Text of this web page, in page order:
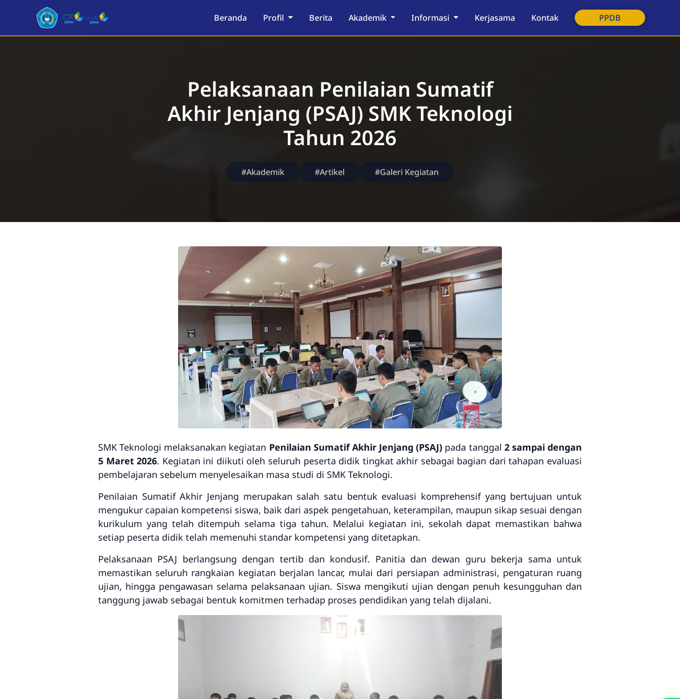
Beranda Profil Berita Akademik Informasi Kerjasama Kontak PPDB
Pelaksanaan Penilaian Sumatif
Akhir Jenjang (PSAJ) SMK Teknologi
Tahun 2026
#Akademik #Artikel #Galeri Kegiatan
SMK Teknologi melaksanakan kegiatan Penilaian Sumatif Akhir Jenjang (PSAJ) pada tanggal 2 sampai dengan
5 Maret 2026. Kegiatan ini diikuti oleh seluruh peserta didik tingkat akhir sebagai bagian dari tahapan evaluasi
pembelajaran sebelum menyelesaikan masa studi di SMK Teknologi.
Penilaian Sumatif Akhir Jenjang merupakan salah satu bentuk evaluasi komprehensif yang bertujuan untuk
mengukur capaian kompetensi siswa, baik dari aspek pengetahuan, keterampilan, maupun sikap sesuai dengan
kurikulum yang telah ditempuh selama tiga tahun. Melalui kegiatan ini, sekolah dapat memastikan bahwa
setiap peserta didik telah memenuhi standar kompetensi yang ditetapkan.
Pelaksanaan PSAJ berlangsung dengan tertib dan kondusif. Panitia dan dewan guru bekerja sama untuk
memastikan seluruh rangkaian kegiatan berjalan lancar, mulai dari persiapan administrasi, pengaturan ruang
ujian, hingga pengawasan selama pelaksanaan ujian. Siswa mengikuti ujian dengan penuh kesungguhan dan
tanggung jawab sebagai bentuk komitmen terhadap proses pendidikan yang telah dijalani.